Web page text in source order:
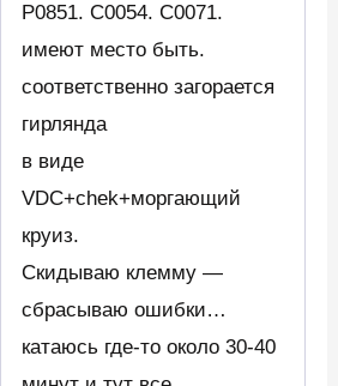
P0851. C0054. C0071.
имеют место быть.
соответственно загорается
гирлянда
в виде
VDC+chek+моргающий
круиз.
Скидываю клемму —
сбрасываю ошибки…
катаюсь где-то около 30-40